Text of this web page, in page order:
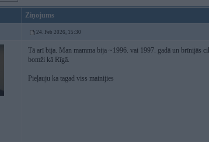
Ziņojums
24. Feb 2026, 15:30
Tā arī bija. Man mamma bija ~1996. vai 1997. gadā un brīnijās
bomži kā Rīgā.
Pieļauju ka tagad viss mainijies